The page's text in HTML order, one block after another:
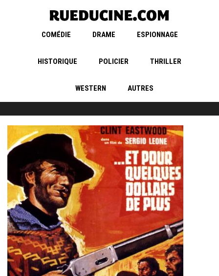
COMÉDIE DRAME ESPIONNAGE
HISTORIQUE POLICIER THRILLER
WESTERN AUTRES